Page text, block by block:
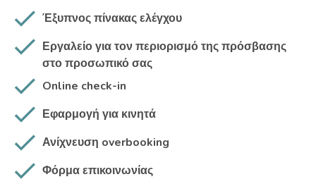
Έξυπνος πίνακας ελέγχου
Εργαλείο για τον περιορισμό της πρόσβασης
στο προσωπικό σας
Online check-in
Εφαρμογή για κινητά
Ανίχνευση overbooking
Φόρμα επικοινωνίας